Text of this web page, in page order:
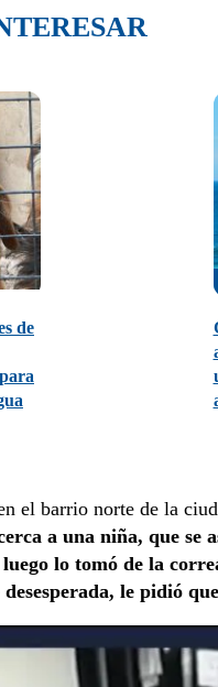
de
el barrio norte de la
a una niña, que se
lo tomó de la
le pidió